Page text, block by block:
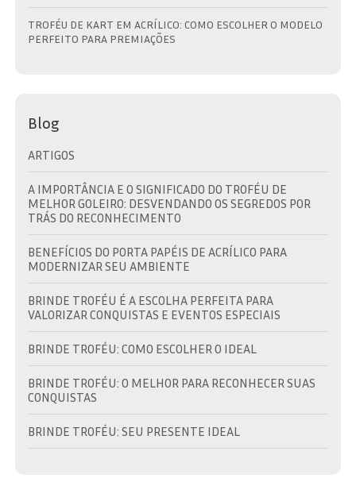
TROFÉU DE KART EM ACRÍLICO: COMO ESCOLHER O MODELO
PERFEITO PARA PREMIAÇÕES
Blog
ARTIGOS
A IMPORTÂNCIA E O SIGNIFICADO DO TROFÉU DE
MELHOR GOLEIRO: DESVENDANDO OS SEGREDOS POR
TRÁS DO RECONHECIMENTO
BENEFÍCIOS DO PORTA PAPÉIS DE ACRÍLICO PARA
MODERNIZAR SEU AMBIENTE
BRINDE TROFÉU É A ESCOLHA PERFEITA PARA
VALORIZAR CONQUISTAS E EVENTOS ESPECIAIS
BRINDE TROFÉU: COMO ESCOLHER O IDEAL
BRINDE TROFÉU: O MELHOR PARA RECONHECER SUAS
CONQUISTAS
BRINDE TROFÉU: SEU PRESENTE IDEAL